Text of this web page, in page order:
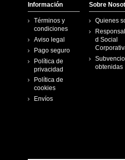
Información
Términos y
condiciones
Aviso legal
Pago seguro
Política de
privacidad
Política de
cookies
Envíos
Sobre
Quienes
d Social
obtenidas